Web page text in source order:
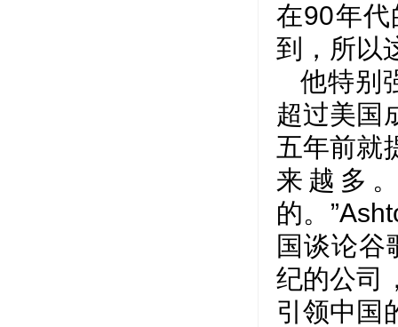
在90年
到，所以
他特别
超过美国
五年前就
来越多
的。
国谈论谷
纪的公司
引领中国